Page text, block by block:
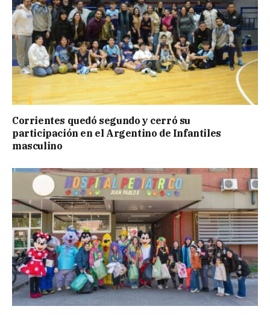
Corrientes quedó segundo y cerró su
participación en el Argentino de Infantiles
masculino